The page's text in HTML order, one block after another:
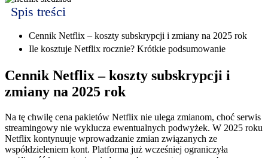
Spis treści
Cennik Netflix – koszty subskrypcji i zmiany na 2025 rok
Ile kosztuje Netflix rocznie? Krótkie podsumowanie
Cennik Netflix – koszty subskrypcji i
zmiany na 2025 rok
Na tę chwilę cena pakietów Netflix nie ulega zmianom, choć serwis
streamingowy nie wyklucza ewentualnych podwyżek. W 2025 roku
Netflix kontynuuje wprowadzanie zmian związanych ze
współdzieleniem kont. Platforma już wcześniej ograniczyła